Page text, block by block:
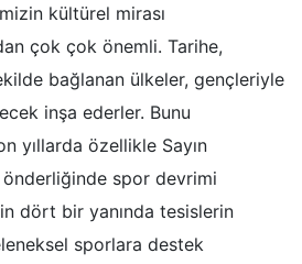
kültürel mirası
çok çok önemli. Tarihe,
bağlanan ülkeler, gençleriyle
inşa ederler. Bunu
yıllarda özellikle Sayın
önderliğinde spor devrimi
dört bir yanında tesislerin
sporlara destek